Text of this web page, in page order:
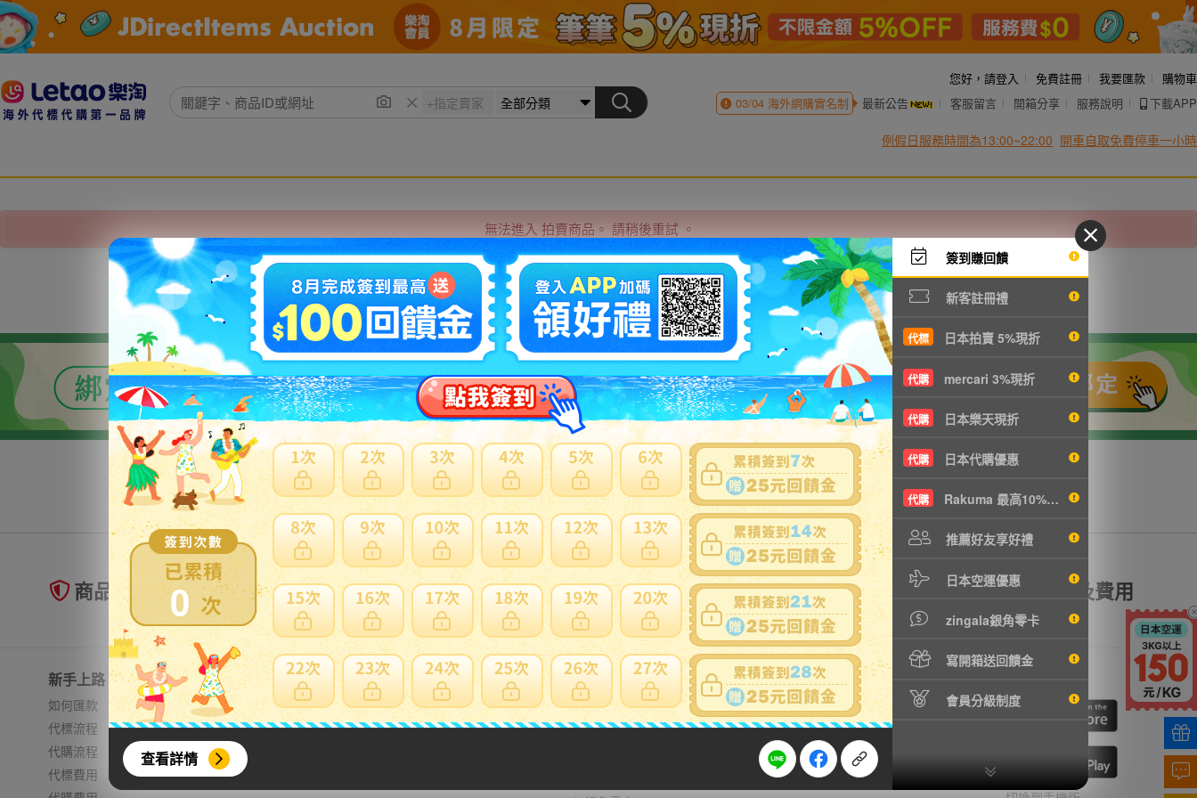
0
查看詳情
簽到賺回饋
新客註冊禮
代標 日本拍賣 5%現折
代購 mercari 3%現折
代購 日本樂天現折
代購 日本代購優惠
代購 Rakuma 最高10%現折
推薦好友享好禮
日本空運優惠
zingala銀角零卡
寫開箱送回饋金
會員分級制度
您好， 請登入 免費註冊 我要匯款
購物車
03/04海外網購實名制 最新公告 客服留言 開箱分享 服務說明 下載APP
例假日服務時間為13:00~22:00 開車自取免費停車一小時
無法進入 拍賣商品。 請稍後重試 。
商品原始網頁 上一頁
商品未到貨全額理賠 賣家寄錯全額處理 運送損壞全額理賠 全透明資訊及費用
新手上路
如何匯款
代標流程
代購流程
代標費用
常見問題
日本郵資
無法進口
支付方式
ATM
web-ATM
超商繳費( 7-11 ibon)
關注我們
Facebook
Line